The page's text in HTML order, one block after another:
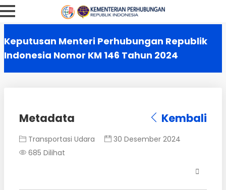
Keputusan Menteri Perhubungan Republik
Indonesia Nomor KM 146 Tahun 2024
Metadata Kembali
Transportasi Udara
30 Desember 2024
685 Dilihat